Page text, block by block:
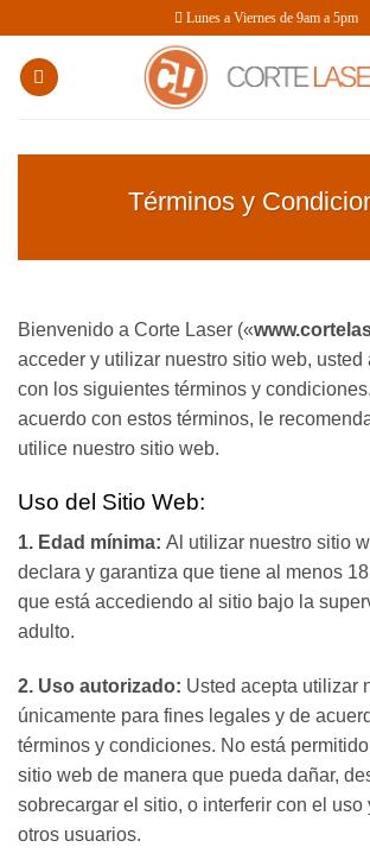
contenido
Lunes a Viernes de 9am a 5pm
Términos y
Bienvenido a Corte Laser («
acceder y utilizar nuestro sitio web, usted
con los siguientes términos y
acuerdo con estos términos, le
utilice nuestro sitio web.
Uso del Sitio Web:
1. Edad mínima: Al utilizar nuestro sitio
declara y garantiza que tiene al menos
que está accediendo al sitio bajo la
adulto.
2. Uso autorizado: Usted acepta utilizar
únicamente para fines legales y de
términos y condiciones. No está
sitio web de manera que pueda dañar,
sobrecargar el sitio, o interferir con el uso
otros usuarios.